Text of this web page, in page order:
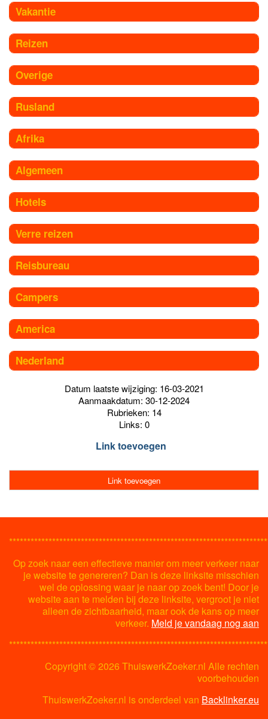
Vakantie
Reizen
Overige
Rusland
Afrika
Algemeen
Hotels
Verre reizen
Reisbureau
Campers
America
Nederland
Datum laatste wijziging: 16-03-2021
Aanmaakdatum: 30-12-2024
Rubrieken: 14
Links: 0
Link toevoegen
Link toevoegen
Op zoek naar een effectieve manier om meer verkeer naar
je website te genereren? Dan is deze linksite misschien
wel de oplossing waar je naar op zoek bent! Door je
website aan te melden bij deze linksite, vergroot je niet
alleen de zichtbaarheid, maar ook de kans op meer
verkeer. Meld je vandaag nog aan
Copyright ©2026 ThuiswerkZoeker.nl Alle rechten
voorbehouden
ThuiswerkZoeker.nl is onderdeel van Backlinker.eu